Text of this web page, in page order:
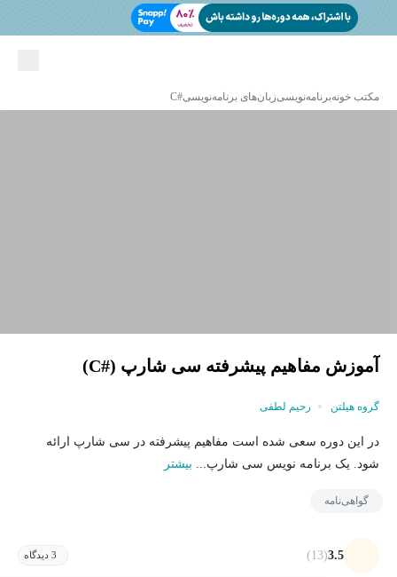
مکتب خونهبرنامه‌نویسیزبان‌های برنامه‌نویسی#C
آموزش مفاهیم پیشرفته سی شارپ (#C)
گروه هیلتن رحیم لطفی
در این دوره سعی شده است مفاهیم پیشرفته در سی شارپ ارائه
شود. یک برنامه نویس سی شارپ... بیشتر
گواهی‌نامه
3.5
(13) 3 دیدگاه